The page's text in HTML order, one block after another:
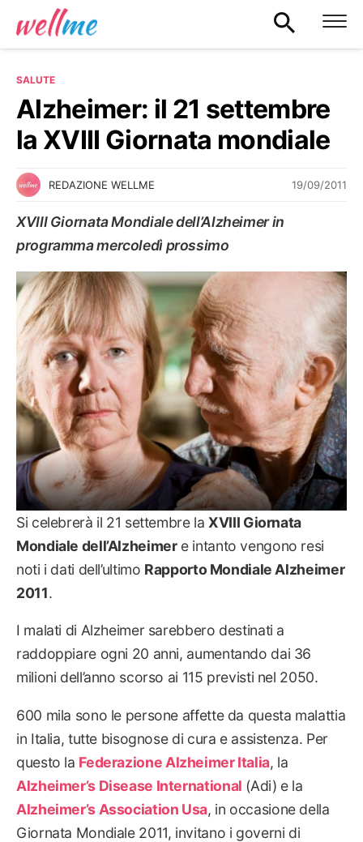
SALUTE
Alzheimer: il 21 settembre
la XVIII Giornata mondiale
REDAZIONE WELLME 19/09/2011
XVIII Giornata Mondiale dell’Alzheimer in
programma mercoledì prossimo
SALUTE
Si celebrerà il 21 settembre laXVIII Giornata
Mondiale dell’Alzheimere intanto vengono resi
noti i dati dell’ultimo Rapporto Mondiale Alzheimer
2011.
I malati di Alzheimer sarebbero destinati a
raddoppiare ogni 20 anni, aumentando dai 36
milioni dell’anno scorso ai 115 previsti nel 2050.
600 mila sono le persone affette da questa malattia
in Italia, tutte bisognose di cura e assistenza. Per
questo la Federazione Alzheimer Italia, la
Alzheimer’s Disease International (Adi) e la
Alzheimer’s Association Usa, in occasione della
Giornata Mondiale 2011, invitano i governi di